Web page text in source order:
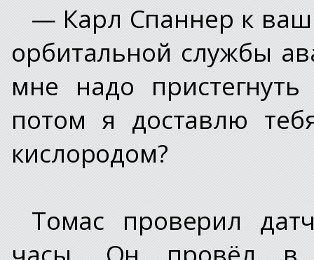
— Карл Спаннер к
орбитальной службы
мне надо
потом я доставлю
кислородом?
Томас проверил